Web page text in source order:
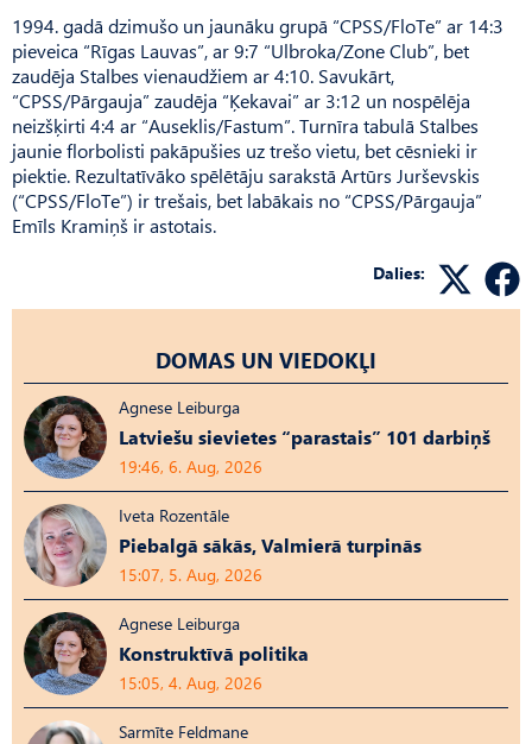
1994. gadā dzimušo un jaunāku grupā “CPSS/FloTe” ar 14:3
pieveica “Rīgas Lauvas”, ar 9:7 “Ulbroka/Zone Club”, bet
zaudēja Stalbes vienaudžiem ar 4:10. Savukārt,
“CPSS/Pārgauja” zaudēja “Ķekavai” ar 3:12 un nospēlēja
neizšķirti 4:4 ar “Auseklis/Fastum”. Turnīra tabulā Stalbes
jaunie florbolisti pakāpušies uz trešo vietu, bet cēsnieki ir
piektie. Rezultatīvāko spēlētāju sarakstā Artūrs Jurševskis
(“CPSS/FloTe”) ir trešais, bet labākais no “CPSS/Pārgauja”
Emīls Kramiņš ir astotais.
Dalies:
DOMAS UN VIEDOKĻI
Agnese Leiburga
Latviešu sievietes “parastais” 101 darbiņš
19:46, 6. Aug, 2026
Iveta Rozentāle
Piebalgā sākās, Valmierā turpinās
15:07, 5. Aug, 2026
Agnese Leiburga
Konstruktīvā politika
15:05, 4. Aug, 2026
Sarmīte Feldmane